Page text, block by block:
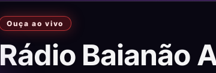
Ouça ao vivo
Rádio Baianão